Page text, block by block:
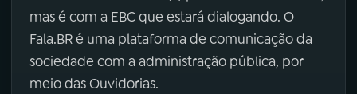
mas é com a EBC que estará dialogando. O
Fala.BR é uma plataforma de comunicação da
sociedade com a administração pública, por
meio das Ouvidorias.